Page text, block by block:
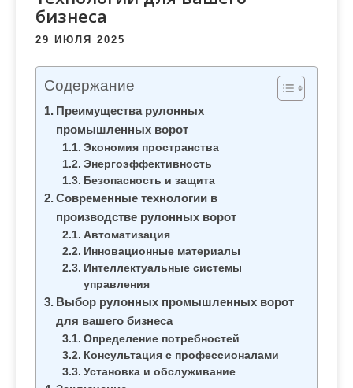
бизнеса
29 ИЮЛЯ 2025
Содержание
Преимущества рулонных
промышленных ворот
Экономия пространства
Энергоэффективность
Безопасность и защита
Современные технологии в
производстве рулонных ворот
Автоматизация
Инновационные материалы
Интеллектуальные системы
управления
Выбор рулонных промышленных ворот
для вашего бизнеса
Определение потребностей
Консультация с профессионалами
Установка и обслуживание